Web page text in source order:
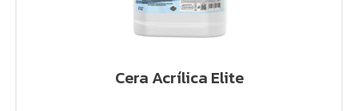
Cera Acrílica Elite